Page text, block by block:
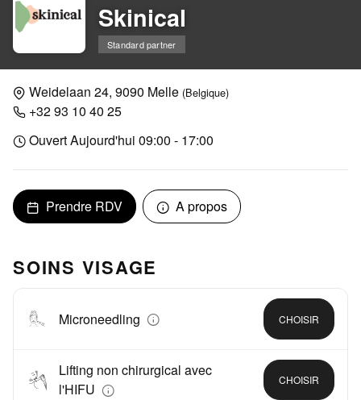
Skinical
Standard partner
Weidelaan 24, 9090 Melle (Belgique)
+32 93 10 40 25
Ouvert Aujourd'hui 09:00 - 17:00
Prendre RDV A propos
SOINS VISAGE
Microneedling CHOISIR
Lifting non chirurgical avec
l'HIFU
CHOISIR